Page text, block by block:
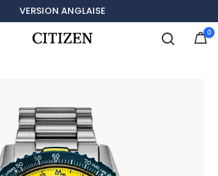
VERSION ANGLAISE
0